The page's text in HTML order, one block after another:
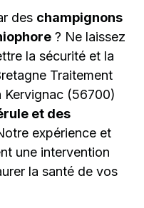
des champignons
? Ne laissez
la sécurité et la
Traitement
(56700)
et des
expérience et
une intervention
la santé de vos